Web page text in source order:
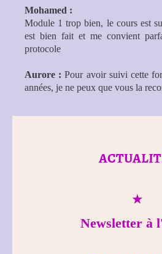
Mohamed :
Module 1 trop bien, le cours est
est bien fait et me convient
protocole
Aurore : Pour avoir suivi cette
années, je ne peux que vous la
★
Newsletter à